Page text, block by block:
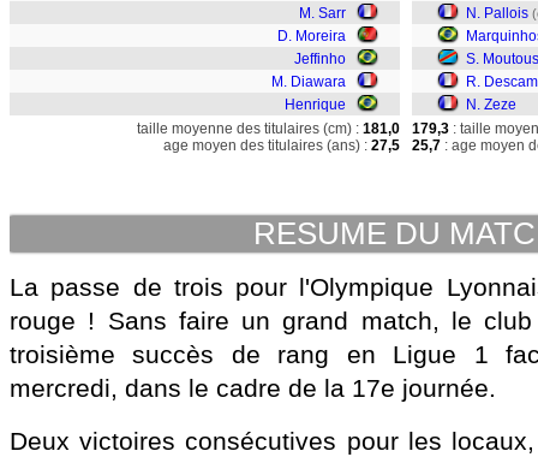
M. Sarr
D. Moreira
Jeffinho
M. Diawara
Henrique
N. Pallois
S.
R.
N. Zeze
taille moyenne des titulaires (cm) : 181,0
age moyen des titulaires (ans) : 27,5
179,3 : taille
25,7 : age moyen
RESUME DU
La passe de trois pour l'Olympique
rouge ! Sans faire un grand match, le
troisième succès de rang en Ligue 1
mercredi, dans le cadre de la 17e journée.
Deux victoires consécutives pour les